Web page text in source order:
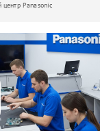
центр Panasonic